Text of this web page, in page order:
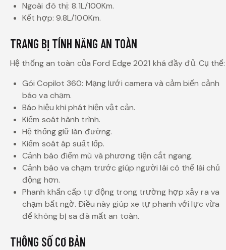
Ngoài đô thị: 8.1L/100Km.
Kết hợp: 9.8L/100Km.
TRANG BỊ TÍNH NĂNG AN TOÀN
Hệ thống an toàn của Ford Edge 2021 khá đầy đủ. Cụ thể:
Gói Copilot 360: Mạng lưới camera và cảm biến cảnh
báo va chạm.
Báo hiệu khi phát hiện vật cản.
Kiểm soát hành trình.
Hệ thống giữ làn đường.
Kiểm soát áp suất lốp.
Cảnh báo điểm mù và phương tiện cắt ngang.
Cảnh báo va chạm trước giúp người lái có thể lái chủ
động hơn.
Phanh khẩn cấp tự động trong trường hợp xảy ra va
chạm bất ngờ. Điều này giúp xe tự phanh với lực vừa
để không bị sa đà mất an toàn.
THÔNG SỐ CƠ BẢN